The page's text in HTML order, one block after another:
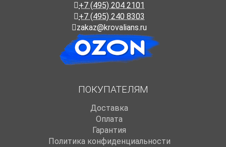
+7 (495) 204 2101
+7 (495) 240 8303
zakaz@krovalians.ru
ПОКУПАТЕЛЯМ
Доставка
Оплата
Гарантия
Политика конфиденциальности